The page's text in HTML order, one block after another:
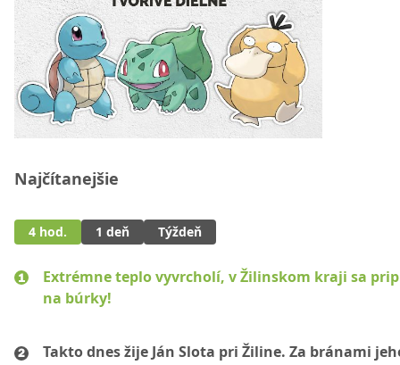
Najčítanejšie
4 hod. 1 deň Týždeň
Extrémne teplo vyvrcholí, v Žilinskom kraji sa
na búrky!
Takto dnes žije Ján Slota pri Žiline. Za bránami